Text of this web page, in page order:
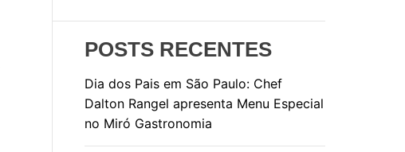
POSTS RECENTES
Dia dos Pais em São Paulo: Chef
Dalton Rangel apresenta Menu Especial
no Miró Gastronomia